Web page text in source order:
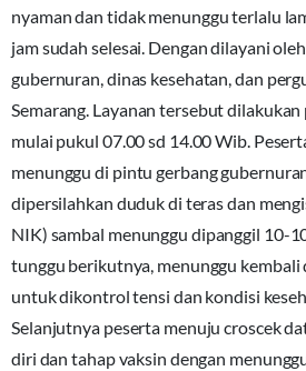
nyaman dan tidak menunggu terlalu
jam sudah selesai. Dengan dilayani
gubernuran, dinas kesehatan, dan
Semarang. Layanan tersebut
mulai pukul 07.00 sd 14.00 Wib.
menunggu di pintu gerbang
dipersilahkan duduk di teras dan
NIK) sambal menunggu dipanggil 10-
tunggu berikutnya, menunggu
untuk dikontrol tensi dan kondisi
Selanjutnya peserta menuju croscek
diri dan tahap vaksin dengan